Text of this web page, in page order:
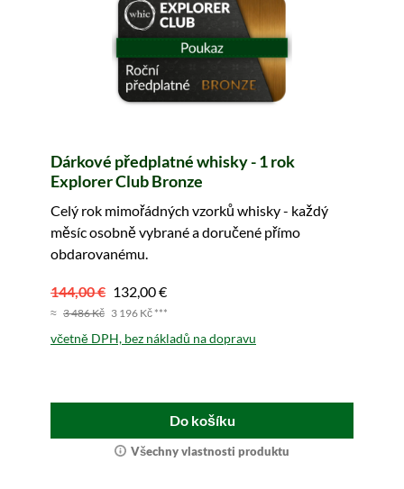
Dárkové předplatné whisky - 1 rok
Explorer Club Bronze
Celý rok mimořádných vzorků whisky - každý
měsíc osobně vybrané a doručené přímo
obdarovanému.
144,00 € 132,00 €
≈ 3 486 Kč 3 196 Kč ***
včetně DPH, bez nákladů na dopravu
Do košíku
Všechny vlastnosti produktu